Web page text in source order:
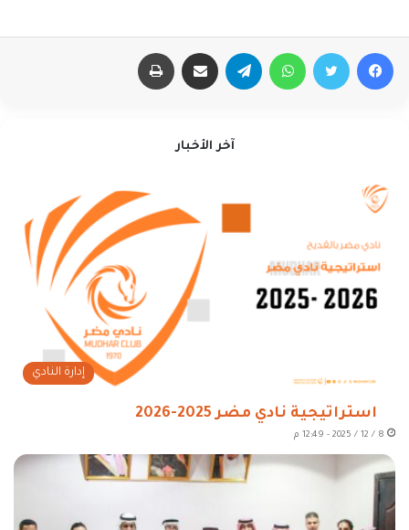
فيسبوك تويتر واتساب تيلقرام مشاركة عبر البريد
آخر الأخبار
إدارة النادي
استراتيجية نادي مضر 2025-2026
8 / 12 / 2025 - 12:49 م